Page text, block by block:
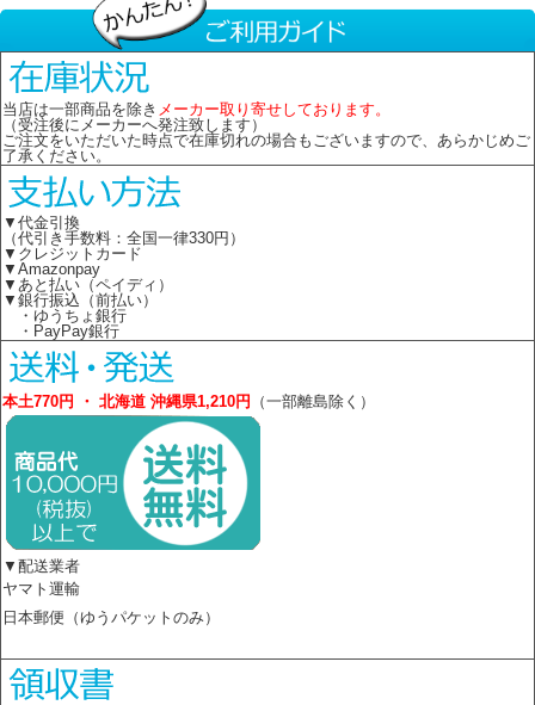
当店は一部商品を除き メーカー取り寄せしております。
（受注後にメーカーへ発注致します）
ご注文をいただいた時点で在庫切れの場合もございますので、あらかじめご
了承ください。
▼代金引換
（代引き手数料：全国一律330円）
▼クレジットカード
▼Amazonpay
▼あと払い（ペイディ）
▼銀行振込（前払い）
・ゆうちょ銀行
・PayPay銀行
本土770円 ・ 北海道 沖縄県1,210円 （一部離島除く）
▼配送業者
ヤマト運輸
日本郵便（ゆうパケットのみ）